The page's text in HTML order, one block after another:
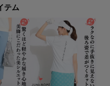
テム